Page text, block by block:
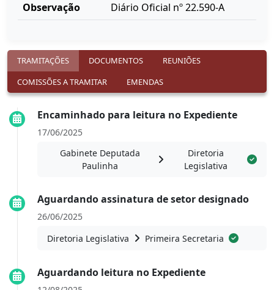
Observação
Diário Oficial nº 22.590-A
TRAMITAÇÕES DOCUMENTOS
REUNIÕES
COMISSÕES A TRAMITAR
EMENDAS
Encaminhado para leitura no Expediente
17/06/2025
Gabinete Deputada
Paulinha
Diretoria
Legislativa
Aguardando assinatura de setor designado
26/06/2025
Diretoria Legislativa
Primeira Secretaria
Aguardando leitura no Expediente